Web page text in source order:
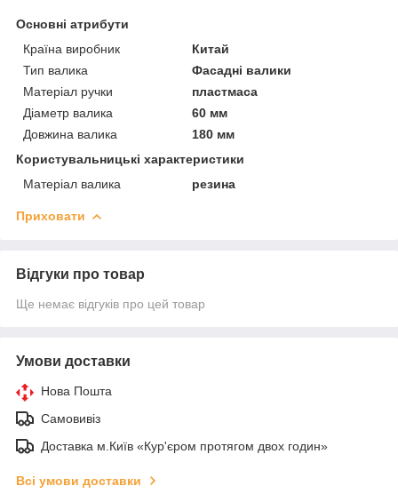
Основні атрибути
Країна виробник
Китай
Тип валика
Фасадні валики
Матеріал ручки
пластмаса
Діаметр валика
60 мм
Довжина валика
180 мм
Користувальницькі характеристики
Матеріал валика
резина
Приховати
Відгуки про товар
Ще немає відгуків про цей товар
Умови доставки
Нова Пошта
Самовивіз
Доставка м.Київ «Кур'єром протягом двох годин»
Всі умови доставки